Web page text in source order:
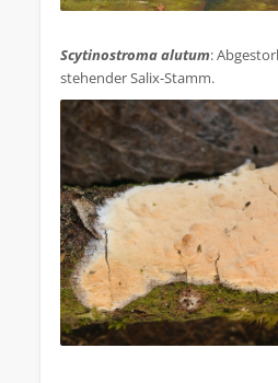
Scytinostroma alutum:
stehender Salix-Stamm.